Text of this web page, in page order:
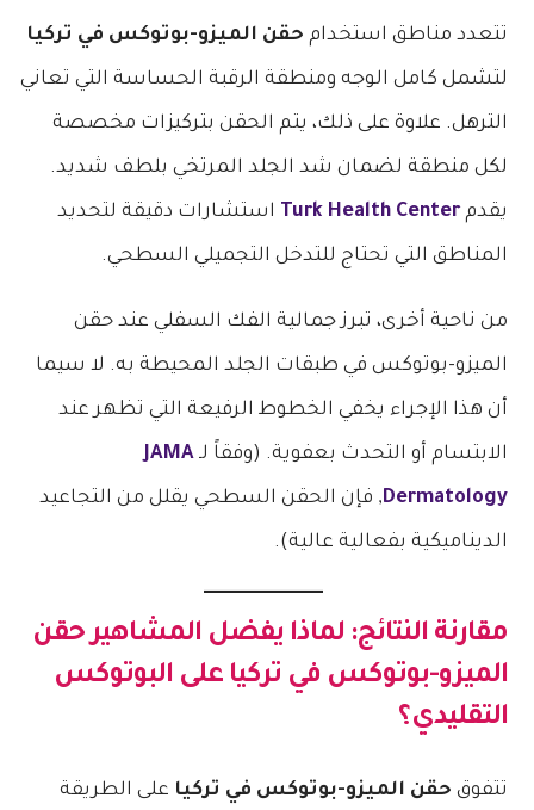
تتعدد مناطق استخدام حقن الميزو-بوتوكس في تركيا
لتشمل كامل الوجه ومنطقة الرقبة الحساسة التي تعاني
الترهل. علاوة على ذلك، يتم الحقن بتركيزات مخصصة
لكل منطقة لضمان شد الجلد المرتخي بلطف شديد.
يقدمTurk Health Center استشارات دقيقة لتحديد
المناطق التي تحتاج للتدخل التجميلي السطحي.
من ناحية أخرى، تبرز جمالية الفك السفلي عند حقن
الميزو-بوتوكس في طبقات الجلد المحيطة به. لا سيما
أن هذا الإجراء يخفي الخطوط الرفيعة التي تظهر عند
الابتسام أو التحدث بعفوية. (وفقاً لـJAMA
Dermatology, فإن الحقن السطحي يقلل من التجاعيد
الديناميكية بفعالية عالية).
مقارنة النتائج: لماذا يفضل المشاهيرحقن
الميزو-بوتوكس في تركيا على البوتوكس
التقليدي؟
تتفوق حقن الميزو-بوتوكس في تركيا على الطريقة